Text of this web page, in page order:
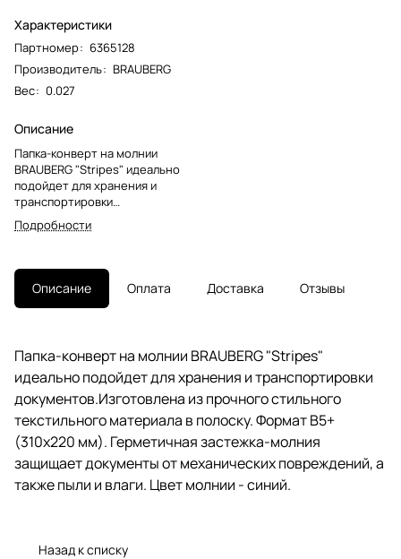
Характеристики
Партномер: 6365128
Производитель: BRAUBERG
Вес: 0.027
Описание
Папка-конверт на молнии
BRAUBERG "Stripes" идеально
подойдет для хранения и
транспортировки
документов.Изготовлена из
прочного стильного
полоску. Формат B5+ (310х220
мм). Герметичная застежка-
молния защищает документы от
- синий.
Подробности
Описание Оплата Доставка Отзывы
Папка-конверт на молнии BRAUBERG "Stripes"
идеально подойдет для хранения и транспортировки
документов.Изготовлена из прочного стильного
текстильного материала в полоску. Формат B5+
(310х220 мм). Герметичная застежка-молния
защищает документы от механических повреждений, а
также пыли и влаги. Цвет молнии - синий.
Назад к списку